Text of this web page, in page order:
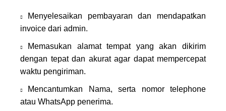
Menyelesaikan pembayaran dan mendapatkan
invoice dari admin.
Memasukan alamat tempat yang akan dikirim
dengan tepat dan akurat agar dapat mempercepat
waktu pengiriman.
Mencantumkan Nama, serta nomor telephone
atau WhatsApp penerima.